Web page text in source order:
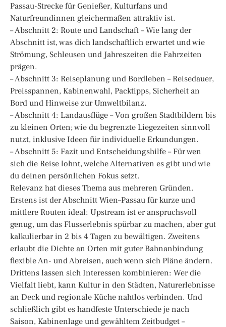
Passau-Strecke für Genießer, Kulturfans und
Naturfreundinnen gleichermaßen attraktiv ist.
– Abschnitt 2: Route und Landschaft – Wie lang der
Abschnitt ist, was dich landschaftlich erwartet und wie
Strömung, Schleusen und Jahreszeiten die Fahrzeiten
prägen.
– Abschnitt 3: Reiseplanung und Bordleben – Reisedauer,
Preisspannen, Kabinenwahl, Packtipps, Sicherheit an
Bord und Hinweise zur Umweltbilanz.
– Abschnitt 4: Landausflüge – Von großen Stadtbildern bis
zu kleinen Orten; wie du begrenzte Liegezeiten sinnvoll
nutzt, inklusive Ideen für individuelle Erkundungen.
– Abschnitt 5: Fazit und Entscheidungshilfe – Für wen
sich die Reise lohnt, welche Alternativen es gibt und wie
du deinen persönlichen Fokus setzt.
Relevanz hat dieses Thema aus mehreren Gründen.
Erstens ist der Abschnitt Wien–Passau für kurze und
mittlere Routen ideal: Upstream ist er anspruchsvoll
genug, um das Flusserlebnis spürbar zu machen, aber gut
kalkulierbar in 2 bis 4 Tagen zu bewältigen. Zweitens
erlaubt die Dichte an Orten mit guter Bahnanbindung
flexible An- und Abreisen, auch wenn sich Pläne ändern.
Drittens lassen sich Interessen kombinieren: Wer die
Vielfalt liebt, kann Kultur in den Städten, Naturerlebnisse
an Deck und regionale Küche nahtlos verbinden. Und
schließlich gibt es handfeste Unterschiede je nach
Saison, Kabinenlage und gewähltem Zeitbudget –